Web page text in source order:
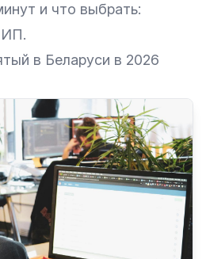
и что выбрать:
ИП.
в Беларуси в 2026